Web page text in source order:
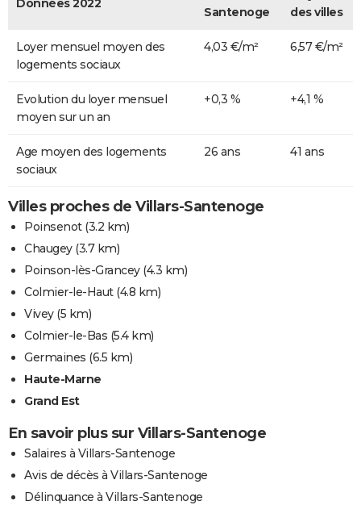
Données 2022
Santenoge
des villes
Loyer mensuel moyen des
logements sociaux
4,03 €/m² 6,57 €/m²
Evolution du loyer mensuel
moyen sur un an
+0,3 % +4,1 %
Age moyen des logements
sociaux
26 ans 41 ans
Villes proches de Villars-Santenoge
Poinsenot(3.2 km)
Chaugey(3.7 km)
Poinson-lès-Grancey(4.3 km)
Colmier-le-Haut(4.8 km)
Vivey(5 km)
Colmier-le-Bas (5.4 km)
Germaines (6.5 km)
Haute-Marne
Grand Est
En savoir plus sur Villars-Santenoge
Salaires à Villars-Santenoge
Avis de décès à Villars-Santenoge
Délinquance à Villars-Santenoge